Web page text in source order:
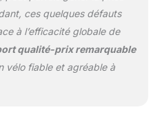
contre les chutes avant
de quitter l'usine, ce qui
une qualité et
sécurité accrues. 𝗔̀
𝗣𝗢𝗜𝗡𝗧 𝗟𝗘𝗦
ces quelques défauts
à l’efficacité globale de
qualité-prix remarquable
vélo fiable et agréable à